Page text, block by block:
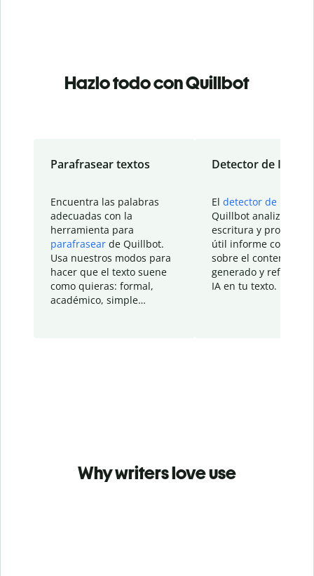
Hazlo todo con Quillbot
Parafrasear textos
Encuentra las palabras
adecuadas con la
herramienta para
parafrasear de Quillbot.
Usa nuestros modos para
hacer que el texto suene
como quieras: formal,
académico, simple…
Detector de IA
El detector de IA
Quillbot analiza tu
escritura y
útil informe con
sobre el contenido
generado y refinado
IA en tu texto.
Why writers love use